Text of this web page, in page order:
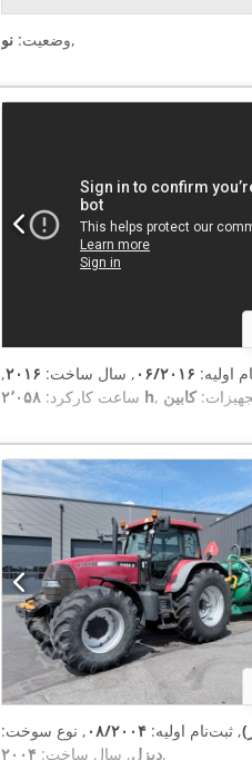
وضعیت: نو ,
اولیه: ۰۶/۲۰۱۶ , سال ساخت: ۲۰۱۶,
ساعت کارکرد: ۲٬۰۵۸ h کابین
, ثبت‌نام اولیه: ۰۸/۲۰۰۴ , نوع سوخت:
دیزل, سال ساخت: ۲۰۰۴ ,